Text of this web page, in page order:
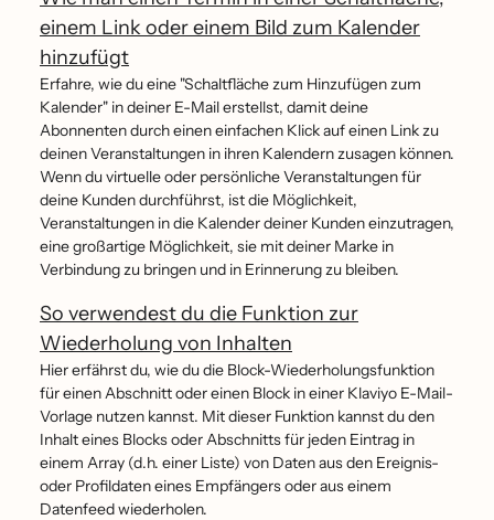
einem Link oder einem Bild zum Kalender
hinzufügt
Erfahre, wie du eine "Schaltfläche zum Hinzufügen zum
Kalender" in deiner E-Mail erstellst, damit deine
Abonnenten durch einen einfachen Klick auf einen Link zu
deinen Veranstaltungen in ihren Kalendern zusagen können.
Wenn du virtuelle oder persönliche Veranstaltungen für
deine Kunden durchführst, ist die Möglichkeit,
Veranstaltungen in die Kalender deiner Kunden einzutragen,
eine großartige Möglichkeit, sie mit deiner Marke in
Verbindung zu bringen und in Erinnerung zu bleiben.
So verwendest du die Funktion zur
Wiederholung von Inhalten
Hier erfährst du, wie du die Block-Wiederholungsfunktion
für einen Abschnitt oder einen Block in einer Klaviyo E-Mail-
Vorlage nutzen kannst. Mit dieser Funktion kannst du den
Inhalt eines Blocks oder Abschnitts für jeden Eintrag in
einem Array (d.h. einer Liste) von Daten aus den Ereignis-
oder Profildaten eines Empfängers oder aus einem
Datenfeed wiederholen.